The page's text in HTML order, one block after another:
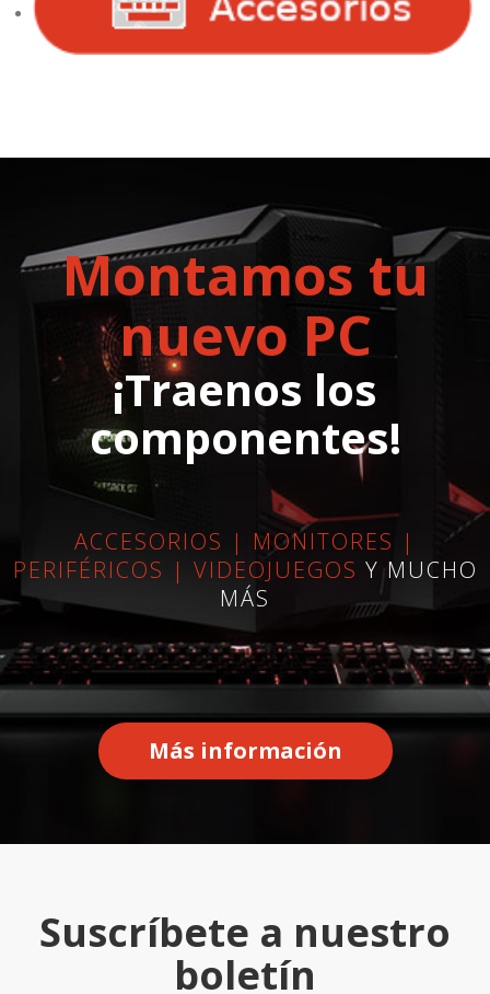
Montamos tu
nuevo PC
¡Traenos los
componentes!
ACCESORIOS | MONITORES |
PERIFÉRICOS | VIDEOJUEGOS Y MUCHO
MÁS
Más información
Suscríbete a nuestro
boletín